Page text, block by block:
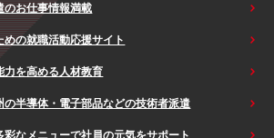
のお仕事情報満載
の就職活動応援サイト
力を高める人材教育
の半導体・電子部品などの技術者派遣
なメニューで社員の元気をサポート